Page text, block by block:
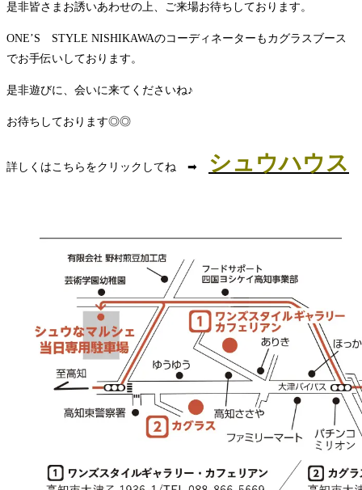
是非皆さまお誘いあわせの上、ご来場お待ちしております。
ONE’S STYLE NISHIKAWAのコーディネーターもカグラスブース
でお手伝いしております。
是非遊びに、会いに来てくださいね♪
お待ちしております◎◎
詳しくはこちらをクリックしてね ➡ シュウハウス